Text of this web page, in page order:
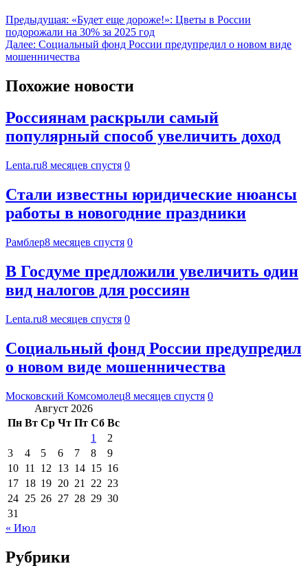
Предыдущая: «Будет еще дороже!»: Цветы в России
подорожали на 30% за 2025 год
Далее: Социальный фонд России предупредил о новом виде
мошенничества
Похожие новости
Россиянам раскрыли самый
популярный способ увеличить доход
Lenta.ru8 месяцев спустя 0
Стали известны юридические нюансы
работы в новогодние праздники
Рамблер8 месяцев спустя 0
В Госдуме предложили увеличить один
вид налогов для россиян
Lenta.ru8 месяцев спустя 0
Социальный фонд России предупредил
о новом виде мошенничества
Московский Комсомолец8 месяцев спустя 0
Август 2026
Пн Вт Ср Чт Пт Сб Вс
1
2
3
4 5 6 7 8
9
10 11 12 13 14 15 16
17 18 19 20 21 22 23
24 25 26 27 28 29 30
31
« Июл
Рубрики